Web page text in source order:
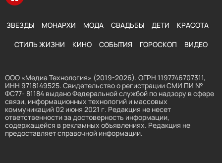
ЗВЕЗДЫ МОНАРХИ МОДА СВАДЬБЫ ДЕТИ КРАСОТА
СТИЛЬ ЖИЗНИ КИНО СОБЫТИЯ ГОРОСКОП ВИДЕО
ООО «Медиа Технология» (2019-2026). ОГРН 1197746707311,
ИНН 9718149525. Свидетельство о регистрации СМИ ПИ №
ФС77- 81184 выдано Федеральной службой по надзору в сфере
связи, информационных технологий и массовых
коммуникаций 02 июня 2021 г. Редакция не несет
ответственности за достоверность информации,
содержащейся в рекламных объявлениях. Редакция не
предоставляет справочной информации.